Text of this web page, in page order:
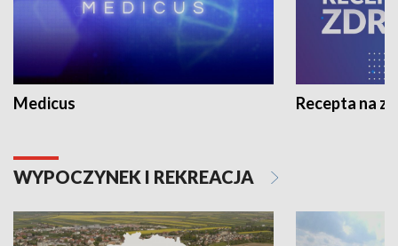
Medicus Recepta na
WYPOCZYNEK I REKREACJA